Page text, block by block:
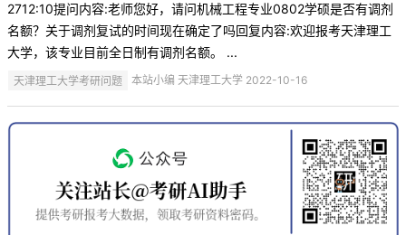
2712:10提问内容:老师您好，请问机械工程专业0802学硕是否有调剂
名额？关于调剂复试的时间现在确定了吗回复内容:欢迎报考天津理工
大学，该专业目前全日制有调剂名额。 ...
天津理工大学考研问题 本站小编 天津理工大学 2022-10-16